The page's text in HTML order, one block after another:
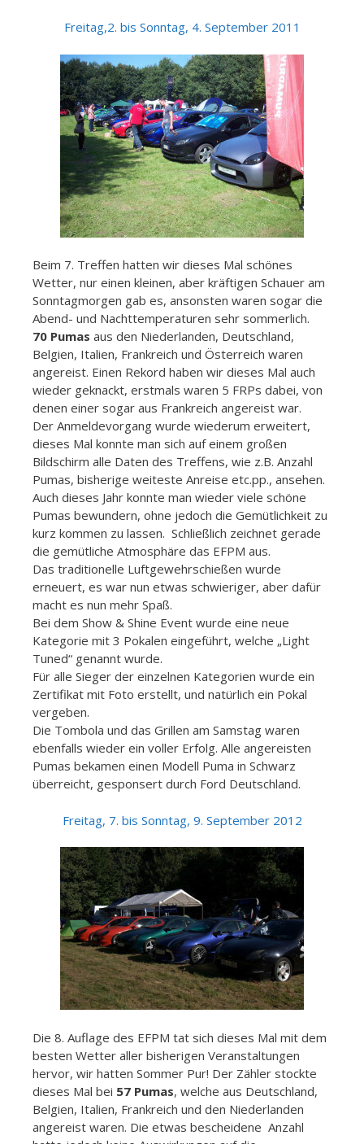
Freitag,2. bis Sonntag, 4. September 2011
Beim 7. Treffen hatten wir dieses Mal schönes
Wetter, nur einen kleinen, aber kräftigen Schauer am
Sonntagmorgen gab es, ansonsten waren sogar die
Abend- und Nachttemperaturen sehr sommerlich.
70 Pumas aus den Niederlanden, Deutschland,
Belgien, Italien, Frankreich und Österreich waren
angereist. Einen Rekord haben wir dieses Mal auch
wieder geknackt, erstmals waren 5 FRPs dabei, von
denen einer sogar aus Frankreich angereist war.
Der Anmeldevorgang wurde wiederum erweitert,
dieses Mal konnte man sich auf einem großen
Bildschirm alle Daten des Treffens, wie z.B. Anzahl
Pumas, bisherige weiteste Anreise etc.pp., ansehen.
Auch dieses Jahr konnte man wieder viele schöne
Pumas bewundern, ohne jedoch die Gemütlichkeit zu
kurz kommen zu lassen. Schließlich zeichnet gerade
die gemütliche Atmosphäre das EFPM aus.
Das traditionelle Luftgewehrschießen wurde
erneuert, es war nun etwas schwieriger, aber dafür
macht es nun mehr Spaß.
Bei dem Show & Shine Event wurde eine neue
Kategorie mit 3 Pokalen eingeführt, welche „Light
Tuned“ genannt wurde.
Für alle Sieger der einzelnen Kategorien wurde ein
Zertifikat mit Foto erstellt, und natürlich ein Pokal
vergeben.
Die Tombola und das Grillen am Samstag waren
ebenfalls wieder ein voller Erfolg. Alle angereisten
Pumas bekamen einen Modell Puma in Schwarz
überreicht, gesponsert durch Ford Deutschland.
Freitag, 7. bis Sonntag, 9. September 2012
Die 8. Auflage des EFPM tat sich dieses Mal mit dem
besten Wetter aller bisherigen Veranstaltungen
hervor, wir hatten Sommer Pur! Der Zähler stockte
dieses Mal bei 57 Pumas, welche aus Deutschland,
Belgien, Italien, Frankreich und den Niederlanden
angereist waren. Die etwas bescheidene Anzahl